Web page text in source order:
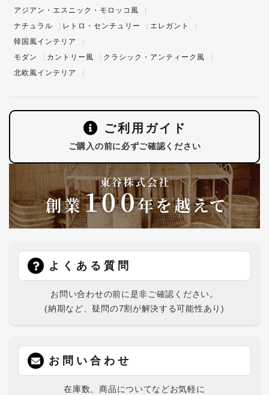
アジアン・エスニック・モロッコ風
ナチュラル
レトロ・センチュリー
エレガント
韓国風インテリア
モダン
カントリー風
クラシック・アンティーク風
北欧風インテリア
ご利用ガイド
ご購入の前に必ずご確認ください
よくある質問
お問い合わせの前に是非ご確認ください。
(納期など、疑問の7割が解決する可能性あり)
お問い合わせ
在庫数、商品についてなどお気軽に